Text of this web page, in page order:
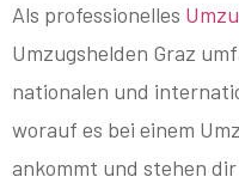
Als professionelles
Umzugshelden Graz
nationalen und
worauf es bei einem
ankommt und stehen